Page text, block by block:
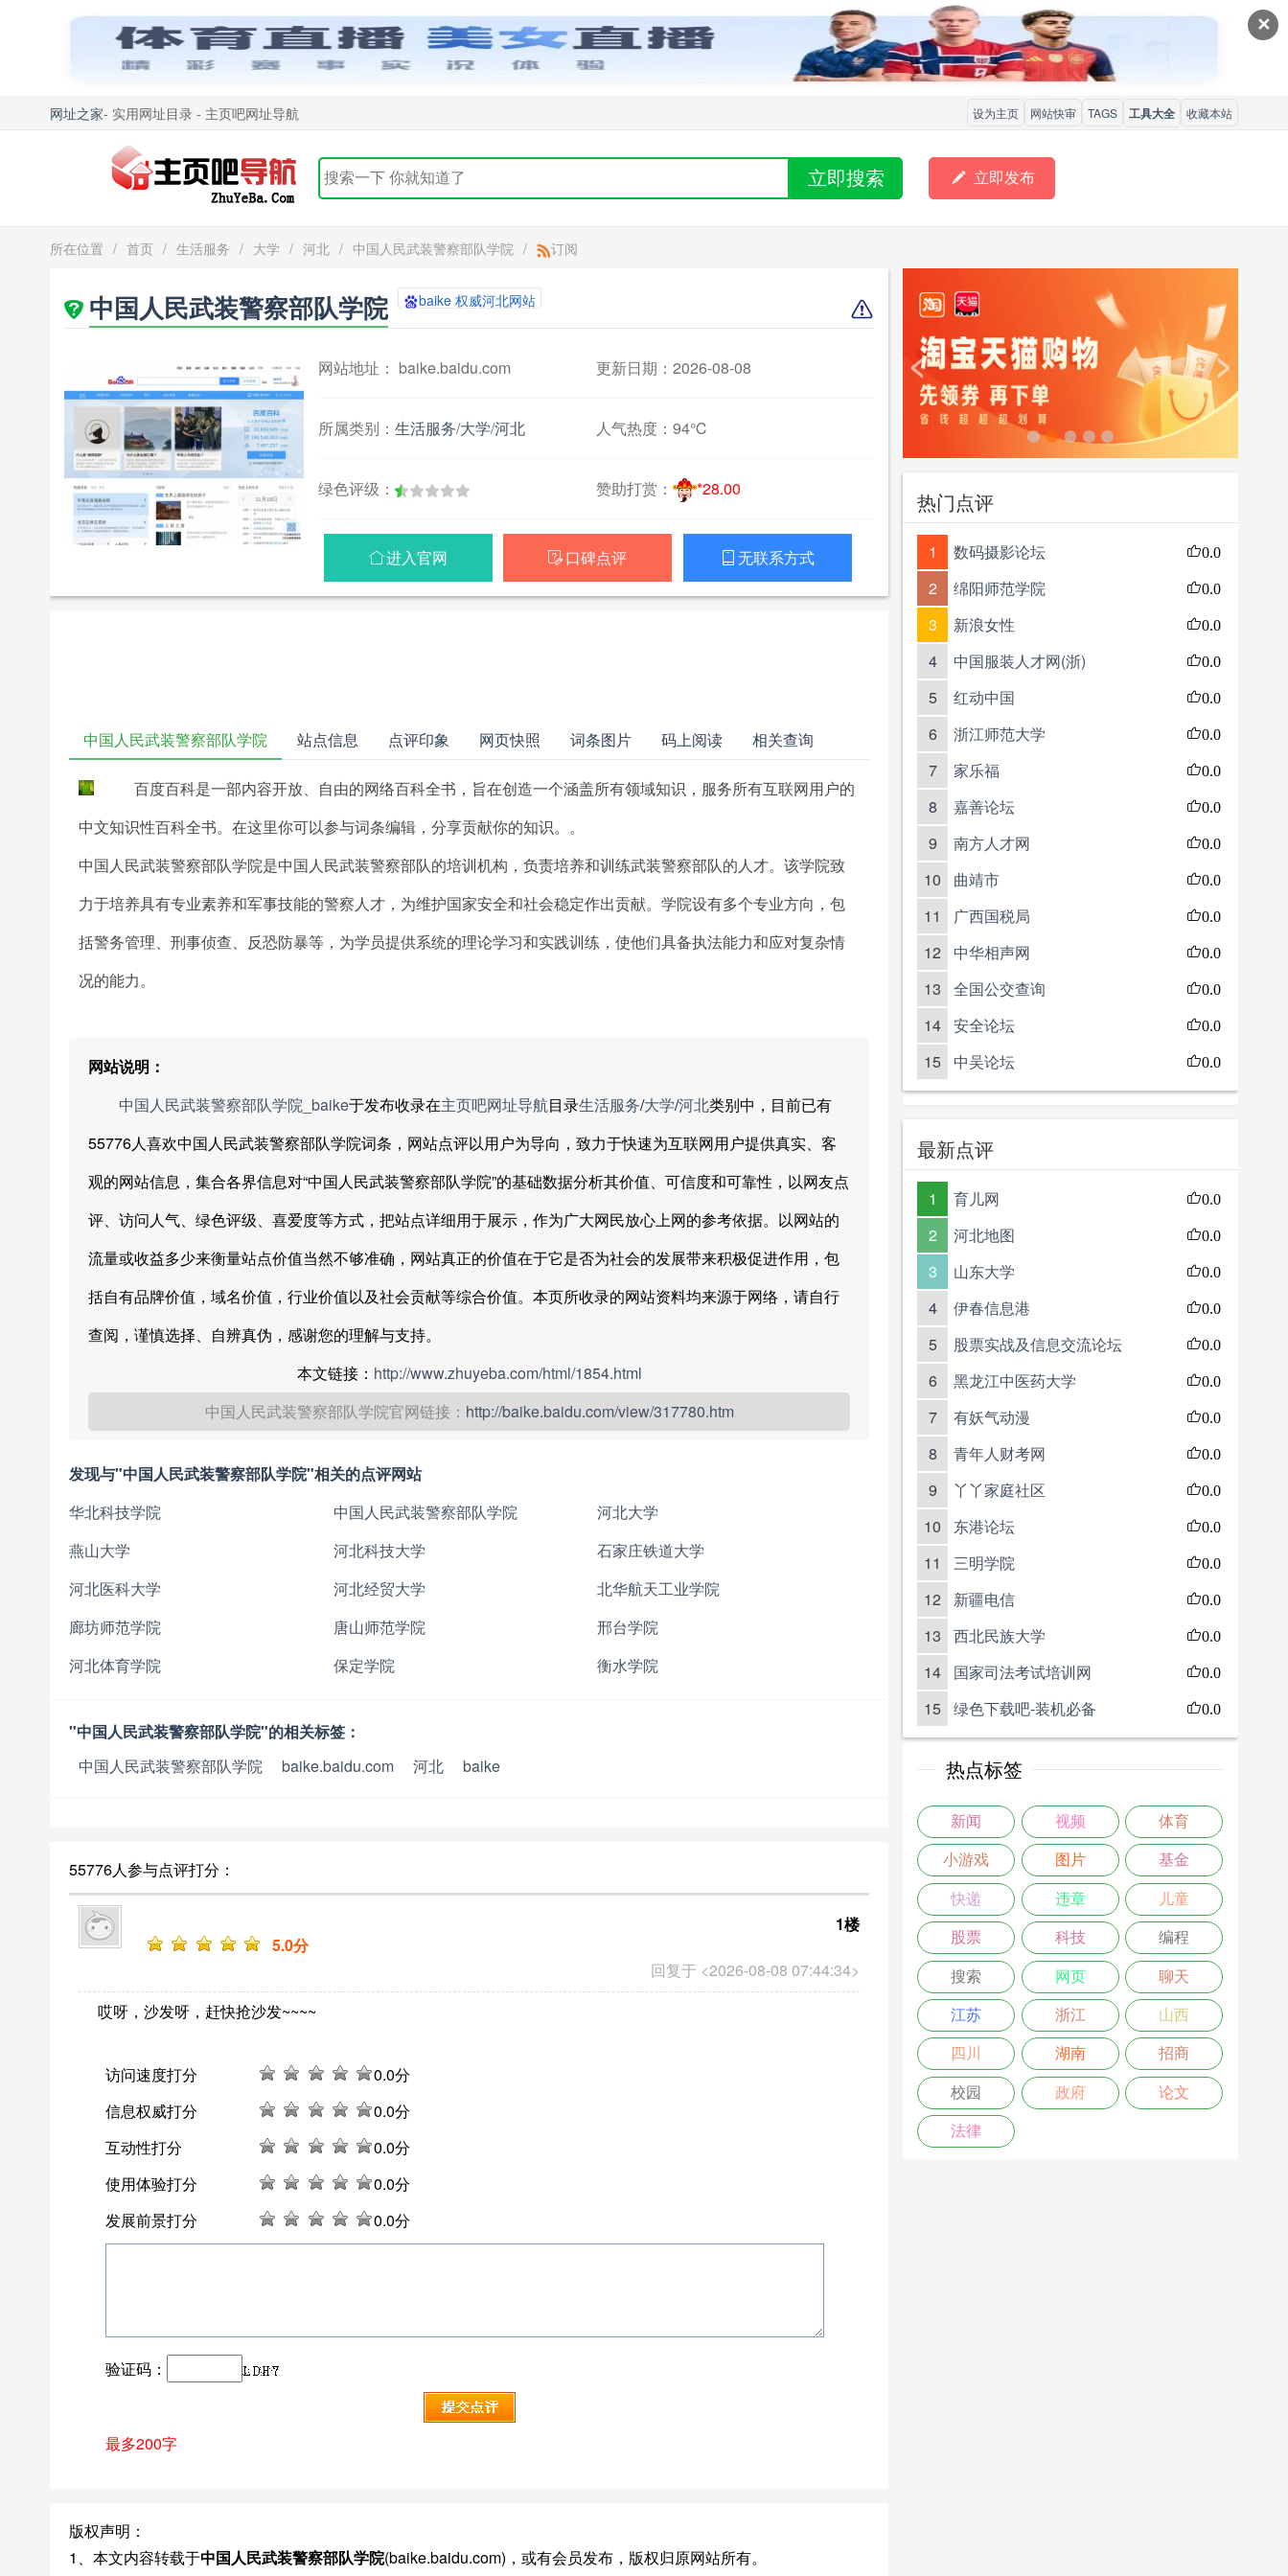
✕
网址之家- 实用网址目录 - 主页吧网址导航 设为主页 网站快审 TAGS 工具大全 收藏本站
立即搜索  立即发布
所在位置 / 首页 / 生活服务 / 大学 / 河北 / 中国人民武装警察部队学院 / 订阅
中国人民武装警察部队学院 baike 权威河北网站
网站地址： baike.baidu.com 更新日期：2026-08-08
所属类别： 生活服务/大学/河北 人气热度： 94℃
绿色评级： 赞助打赏： *28.00
进入官网  口碑点评  无联系方式
中国人民武装警察部队学院 站点信息 点评印象 网页快照 词条图片 码上阅读 相关查询
百度百科是一部内容开放、自由的网络百科全书，旨在创造一个涵盖所有领域知识，服务所有互联网用户的
中文知识性百科全书。在这里你可以参与词条编辑，分享贡献你的知识。。
中国人民武装警察部队学院是中国人民武装警察部队的培训机构，负责培养和训练武装警察部队的人才。该学院致
力于培养具有专业素养和军事技能的警察人才，为维护国家安全和社会稳定作出贡献。学院设有多个专业方向，包
括警务管理、刑事侦查、反恐防暴等，为学员提供系统的理论学习和实践训练，使他们具备执法能力和应对复杂情
况的能力。
网站说明：
中国人民武装警察部队学院_baike于发布收录在主页吧网址导航目录生活服务/大学/河北类别中，目前已有
55776人喜欢中国人民武装警察部队学院词条，网站点评以用户为导向，致力于快速为互联网用户提供真实、客
观的网站信息，集合各界信息对“中国人民武装警察部队学院”的基础数据分析其价值、可信度和可靠性，以网友点
评、访问人气、绿色评级、喜爱度等方式，把站点详细用于展示，作为广大网民放心上网的参考依据。以网站的
流量或收益多少来衡量站点价值当然不够准确，网站真正的价值在于它是否为社会的发展带来积极促进作用，包
括自有品牌价值，域名价值，行业价值以及社会贡献等综合价值。本页所收录的网站资料均来源于网络，请自行
查阅，谨慎选择、自辨真伪，感谢您的理解与支持。
本文链接： http://www.zhuyeba.com/html/1854.html
中国人民武装警察部队学院官网链接： http://baike.baidu.com/view/317780.htm
发现与"中国人民武装警察部队学院"相关的点评网站
华北科技学院
中国人民武装警察部队学院
河北大学
燕山大学
河北科技大学
石家庄铁道大学
河北医科大学
河北经贸大学
北华航天工业学院
廊坊师范学院
唐山师范学院
邢台学院
河北体育学院
保定学院 衡水学院
"中国人民武装警察部队学院"的相关标签：
中国人民武装警察部队学院
baike.baidu.com 河北 baike
55776人参与点评打分：
回复于 <2026-08-08 07:44:34>
1楼
5.0分
哎呀，沙发呀，赶快抢沙发~~~~
访问速度打分 0.0分
信息权威打分
0.0分
互动性打分
0.0分
使用体验打分
0.0分
发展前景打分
0.0分
验证码：
最多200字
版权声明：
1、本文内容转载于中国人民武装警察部队学院(baike.baidu.com)，或有会员发布，版权归原网站所有。
< >
热门点评
1 数码摄影论坛 0.0
2 绵阳师范学院 0.0
3 新浪女性 0.0
4 中国服装人才网(浙) 0.0
5 红动中国 0.0
6 浙江师范大学 0.0
7 家乐福 0.0
8 嘉善论坛 0.0
9 南方人才网 0.0
10 曲靖市 0.0
11 广西国税局 0.0
12 中华相声网 0.0
13 全国公交查询 0.0
14 安全论坛 0.0
15 中吴论坛 0.0
最新点评
1 育儿网 0.0
2 河北地图 0.0
3 山东大学 0.0
4 伊春信息港 0.0
5 股票实战及信息交流论坛 0.0
6 黑龙江中医药大学 0.0
7 有妖气动漫 0.0
8 青年人财考网 0.0
9 丫丫家庭社区 0.0
10 东港论坛 0.0
11 三明学院 0.0
12 新疆电信 0.0
13 西北民族大学 0.0
14 国家司法考试培训网 0.0
15 绿色下载吧-装机必备 0.0
热点标签
新闻 视频 体育
小游戏 图片 基金
快递 违章 儿童
股票 科技 编程
搜索 网页 聊天
江苏 浙江 山西
四川 湖南 招商
校园 政府 论文
法律